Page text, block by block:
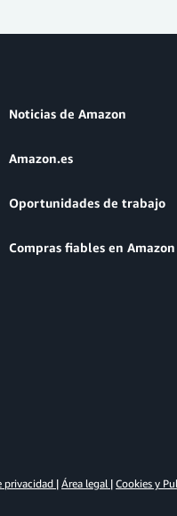
Noticias de Amazon
Amazon.es
Oportunidades de trabajo
Compras fiables en Amazon
privacidad | Área legal | Cookies y